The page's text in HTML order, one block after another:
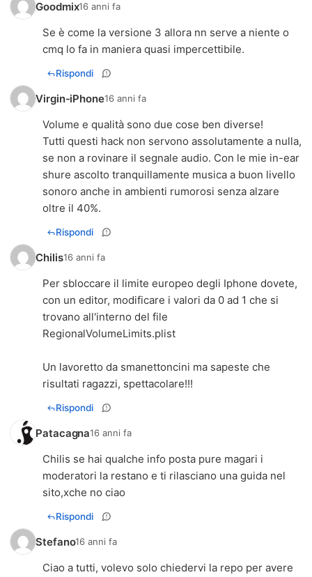
Goodmix16 anni fa
Se è come la versione 3 allora nn serve a niente o
cmq lo fa in maniera quasi impercettibile.
Rispondi
Virgin-iPhone16 anni fa
Volume e qualità sono due cose ben diverse!
Tutti questi hack non servono assolutamente a nulla,
se non a rovinare il segnale audio. Con le mie in-ear
shure ascolto tranquillamente musica a buon livello
sonoro anche in ambienti rumorosi senza alzare
oltre il 40%.
Rispondi
Chilis16 anni fa
Per sbloccare il limite europeo degli Iphone dovete,
con un editor, modificare i valori da 0 ad 1 che si
trovano all'interno del file
RegionalVolumeLimits.plist
Un lavoretto da smanettoncini ma sapeste che
risultati ragazzi, spettacolare!!!
Rispondi
Patacagna16 anni fa
Chilis se hai qualche info posta pure magari i
moderatori la restano e ti rilasciano una guida nel
sito,xche no ciao
Rispondi
Stefano16 anni fa
Ciao a tutti, volevo solo chiedervi la repo per avere